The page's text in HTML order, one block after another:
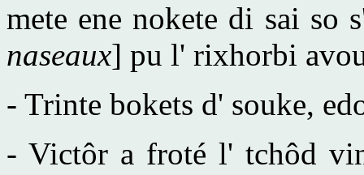
mete ene nokete di sai
naseaux] pu l' rixhorbi
- Trinte bokets d' souke,
- Victôr a froté l' tchôd